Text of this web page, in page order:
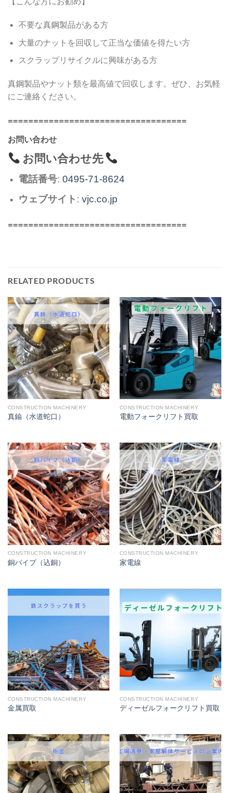
不要な真鋼製品がある方
大量のナットを回収して正当な価値を得たい方
スクラップリサイクルに興味がある方
真鋼製品やナット類を最高値で回収します。ぜひ、お気軽
にご連絡ください。
===================================
お問い合わせ
お問い合わせ先
電話番号: 0495-71-8624
ウェブサイト: vjc.co.jp
===================================
RELATED PRODUCTS
CONSTRUCTION MACHINERY
真鍮（水道蛇口）
CONSTRUCTION MACHINERY
電動フォークリフト買取
CONSTRUCTION MACHINERY
銅パイプ（込銅）
CONSTRUCTION MACHINERY
家電線
CONSTRUCTION MACHINERY
金属買取
CONSTRUCTION MACHINERY
ディーゼルフォークリフト買取